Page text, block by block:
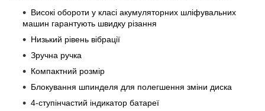
Високі обороти у класі акумуляторних шліфувальних
машин гарантують швидку різання
Низький рівень вібрації
Зручна ручка
Компактний розмір
Блокування шпинделя для полегшення зміни диска
4-ступінчастий індикатор батареї